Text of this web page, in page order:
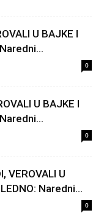
U BAJKE I
0
U BAJKE I
0
VEROVALI U
Naredni...
0